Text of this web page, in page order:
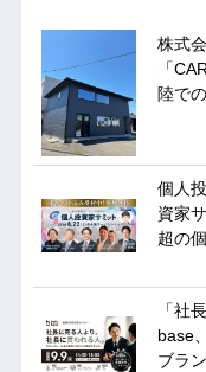
株式
「
陸で
個人
資家
超の
「社
base
ブラ